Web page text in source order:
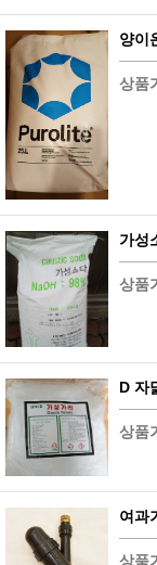
양이
상품
가성
상품
D 자
상품
여과
상품